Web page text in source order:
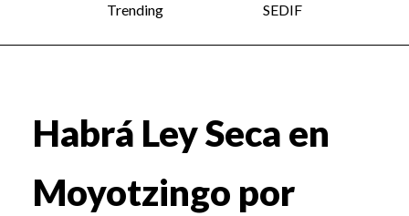
Trending
SEDIF
Habrá Ley Seca en
Moyotzingo por